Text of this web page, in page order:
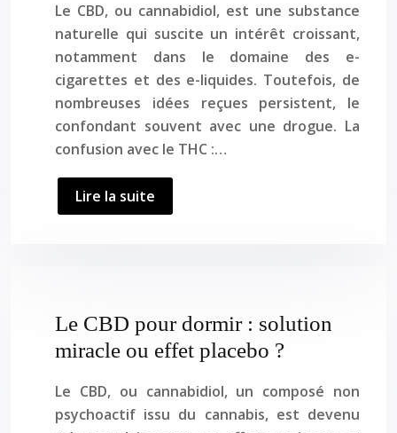
Le CBD, ou cannabidiol, est une substance
naturelle qui suscite un intérêt croissant,
notamment dans le domaine des e-
cigarettes et des e-liquides. Toutefois, de
nombreuses idées reçues persistent, le
confondant souvent avec une drogue. La
confusion avec le THC :…
Lire la suite
Le CBD pour dormir : solution
miracle ou effet placebo ?
Le CBD, ou cannabidiol, un composé non
psychoactif issu du cannabis, est devenu